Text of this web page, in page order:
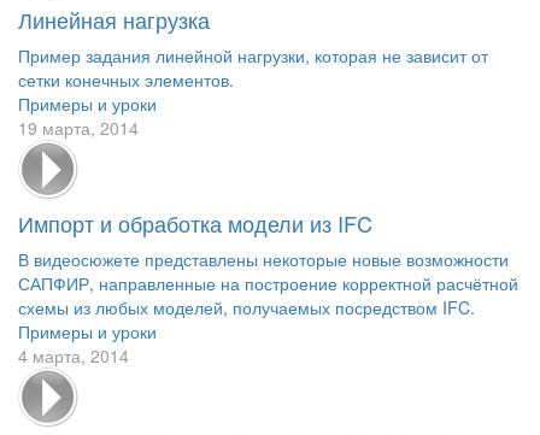
Линейная нагрузка
Пример задания линейной нагрузки, которая не зависит от
сетки конечных элементов.
Примеры и уроки
19 марта, 2014
Импорт и обработка модели из IFC
В видеосюжете представлены некоторые новые возможности
САПФИР, направленные на построение корректной расчётной
схемы из любых моделей, получаемых посредством IFC.
Примеры и уроки
4 марта, 2014